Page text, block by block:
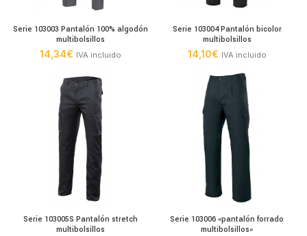
Serie 103003 Pantalón 100% algodón
multibolsillos
14,34€ IVA incluido
Serie 103004 Pantalón bicolor
multibolsillos
14,10€ IVA incluido
Serie 103005S Pantalón stretch
multibolsillos
Serie 103006 «pantalón forrado
multibolsillos»